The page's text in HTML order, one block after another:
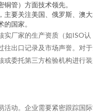
管）方面技术领先。
主要关注美国、俄罗斯、澳
国家。
实厂家的生产资质（如ISO认
往出口记录及市场声誉。对
或委托第三方检验机构进行
活动。企业需要紧密跟踪国